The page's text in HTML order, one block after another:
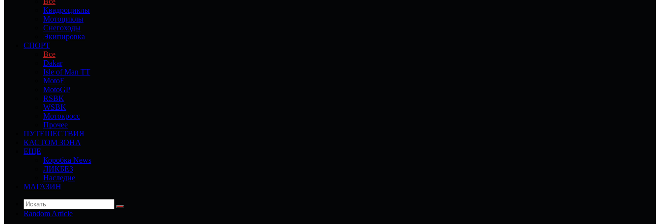
Квадроциклы
Мотоциклы
Снегоходы
Экипировка
СПОРТ
Все
Dakar
Isle of Man TT
MotoE
MotoGP
RSBK
WSBK
Мотокросс
Прочее
ПУТЕШЕСТВИЯ
КАСТОМ ЗОНА
ЕЩЕ
Коробка News
ЛИКБЕЗ
Наследие
МАГАЗИН
Random Article